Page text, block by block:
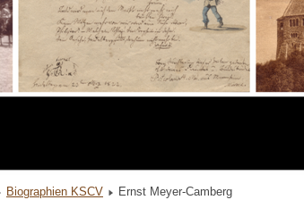
Biographien KSCV Ernst Meyer-Camberg